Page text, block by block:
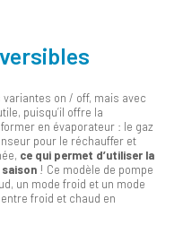
on / off, mais avec
puisqu’il offre la
en évaporateur : le gaz
pour le réchauffer et
ce qui permet d’utiliser la
! Ce modèle de pompe
un mode froid et un mode
froid et chaud en